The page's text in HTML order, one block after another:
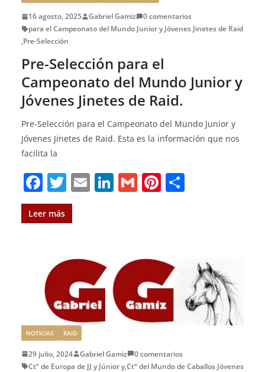
16 agosto, 2025 Gabriel Gamiz
0 comentarios
para el Campeonato del Mundo Junior y Jóvenes Jinetes de Raid
,Pre-Selección
Pre-Selección para el
Campeonato del Mundo Junior y
Jóvenes Jinetes de Raid.
Pre-Selección para el Campeonato del Mundo Junior y
Jóvenes Jinetes de Raid. Esta es la información que nos
facilita la
F
a
c
o
o
k
T
w
it
r
E Li
dI
n
G Pi
st
rt
ir
Leer más
NOTICIAS RAID
29 julio, 2024 Gabriel Gamiz
0 comentarios
Ctº de Europa de JJ y Júnior y,Ctº del Mundo de Caballos Jóvenes